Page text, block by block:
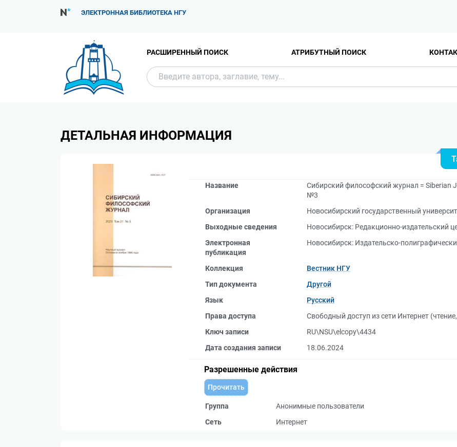
ЭЛЕКТРОННАЯ БИБЛИОТЕКА НГУ
РАСШИРЕННЫЙ ПОИСК АТРИБУТНЫЙ ПОИСК
ДЕТАЛЬНАЯ ИНФОРМАЦИЯ
Название
Сибирский философский журнал = Siberian
№3
Организация
Новосибирский государственный
Выходные сведения
Новосибирск: Редакционно-издательский
Электронная
публикация
Новосибирск: Издательско-
Коллекция
Вестник НГУ
Тип документа
Другой
Язык
Русский
Права доступа
Свободный доступ из сети Интернет
Ключ записи
RU\NSU\elcopy\4434
Дата создания записи
18.06.2024
Разрешенные действия
Прочитать
Группа
Анонимные пользователи
Сеть
Интернет